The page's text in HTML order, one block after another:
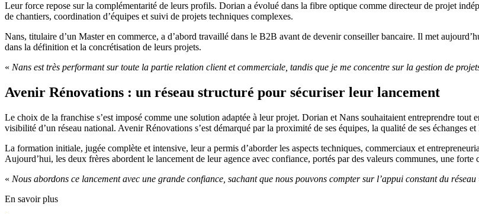
Leur force repose sur la complémentarité de leurs profils. Dorian a évolué dans la fibre optique comme directeur de projet
de chantiers, coordination d’équipes et suivi de projets techniques complexes.
Nans, titulaire d’un Master en commerce, a d’abord travaillé dans le B2B avant de devenir conseiller bancaire. Il met
dans la définition et la concrétisation de leurs projets.
« Nans est très performant sur toute la partie relation client et commerciale, tandis que je me concentre sur la gestion de
Avenir Rénovations : un réseau structuré pour sécuriser leur lancement
Le choix de la franchise s’est imposé comme une solution adaptée à leur projet. Dorian et Nans souhaitaient entreprendre tout
visibilité d’un réseau national. Avenir Rénovations s’est démarqué par la proximité de ses équipes, la qualité de ses échanges
La formation initiale, jugée complète et intensive, leur a permis d’aborder les aspects techniques, commerciaux et
Aujourd’hui, les deux frères abordent le lancement de leur agence avec confiance, portés par des valeurs communes, une
« Nous abordons ce lancement avec une grande confiance, sachant que nous pouvons compter sur l’appui constant du réseau
En savoir plus